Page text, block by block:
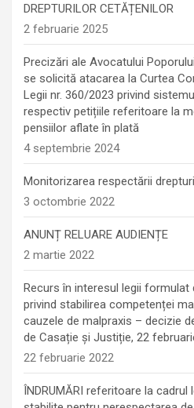
DREPTURILOR CETĂȚENILOR
2 februarie 2025
Precizări ale Avocatului
se solicită atacarea la Curtea
Legii nr. 360/2023 privind
respectiv petițiile referitoare la
pensiilor aflate în plată
4 septembrie 2024
Monitorizarea respectării
3 octombrie 2022
ANUNȚ RELUARE AUDIENȚE
2 martie 2022
Recurs în interesul legii formulat
privind stabilirea competenței
cauzele de malpraxis – decizie
de Casație și Justiție, 22
22 februarie 2022
ÎNDRUMĂRI referitoare la